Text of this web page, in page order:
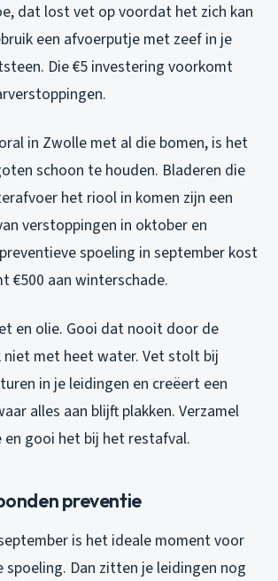
dat lost vet op voordat het zich kan
een afvoerputje met zeef in je
Die €5 investering voorkomt
in Zwolle met al die bomen, is het
schoon te houden. Bladeren die
het riool in komen zijn een
verstoppingen in oktober en
spoeling in september kost
€500 aan winterschade.
en olie. Gooi dat nooit door de
met heet water. Vet stolt bij
in je leidingen en creëert een
alles aan blijft plakken. Verzamel
en gooi het bij het restafval.
preventie
is het ideale moment voor
spoeling. Dan zitten je leidingen nog